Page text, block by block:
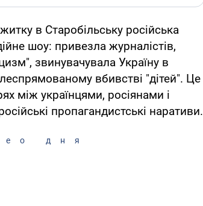
в Старобільську російська
шоу: привезла журналістів,
звинувачувала Україну в
вбивстві "дітей". Це
між українцями, росіянами і
пропагандистські наративи.
дня